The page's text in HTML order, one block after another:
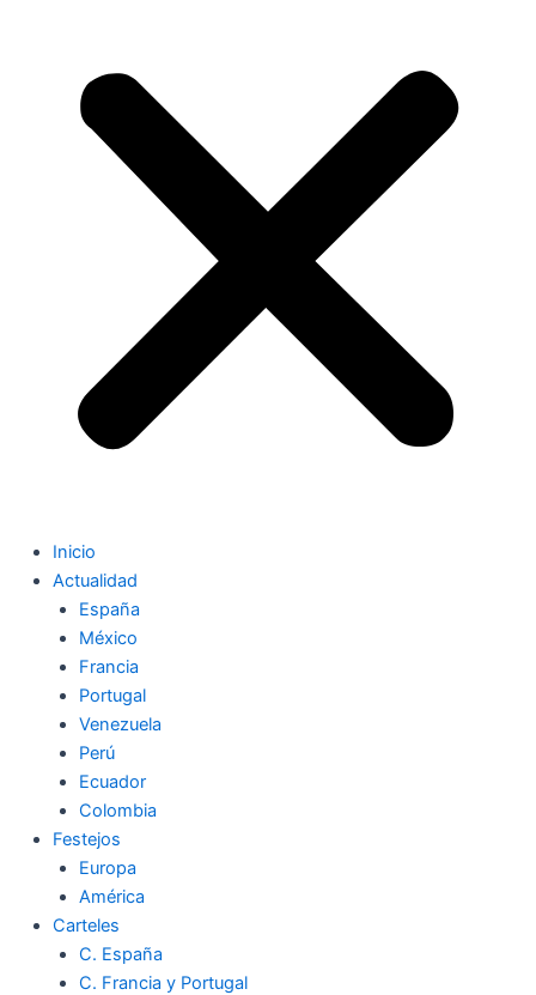
Inicio
Actualidad
España
México
Francia
Portugal
Venezuela
Perú
Ecuador
Colombia
Festejos
Europa
América
Carteles
C. España
C. Francia y Portugal